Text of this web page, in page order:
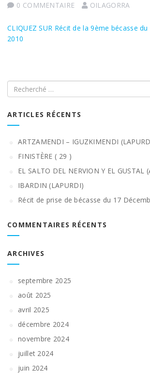
0 COMMENTAIRE
OILAGORRA
CLIQUEZ SUR Récit de la 9ème bécasse
2010
Recherche
ARTICLES RÉCENTS
ARTZAMENDI – IGUZKIMENDI
FINISTÈRE ( 29 )
EL SALTO DEL NERVION Y EL GUSTAL
IBARDIN (LAPURDI)
Récit de prise de bécasse du 17
COMMENTAIRES RÉCENTS
ARCHIVES
septembre 2025
août 2025
avril 2025
décembre 2024
novembre 2024
juillet 2024
juin 2024